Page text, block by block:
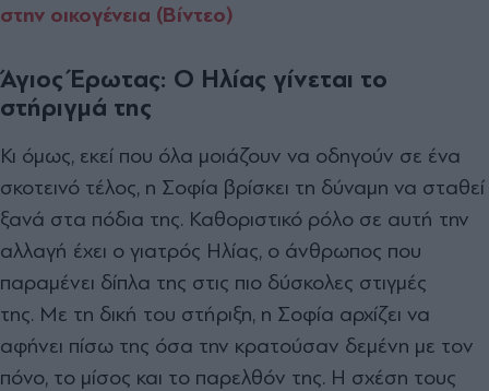
στην οικογένεια (Βίντεο)
Άγιος Έρωτας: Ο Ηλίας γίνεται το
στήριγμά της
Κι όμως, εκεί που όλα μοιάζουν να οδηγούν σε ένα
σκοτεινό τέλος, η Σοφία βρίσκει τη δύναμη να σταθεί
ξανά στα πόδια της. Καθοριστικό ρόλο σε αυτή την
αλλαγή έχει ο γιατρός Ηλίας, ο άνθρωπος που
παραμένει δίπλα της στις πιο δύσκολες στιγμές
της. Με τη δική του στήριξη, η Σοφία αρχίζει να
αφήνει πίσω της όσα την κρατούσαν δεμένη με τον
πόνο, το μίσος και το παρελθόν της. Η σχέση τους